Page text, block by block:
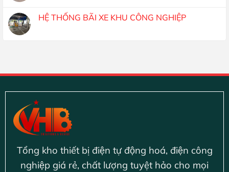
HỆ THỐNG BÃI XE KHU CÔNG NGHIỆP
Tổng kho thiết bị điện tự động hoá, điện công
nghiệp giá rẻ, chất lượng tuyệt hảo cho mọi